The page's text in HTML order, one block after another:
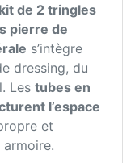
kit de 2 tringles
pierre de
s’intègre
dressing, du
Les tubes en
l’espace
et
armoire.